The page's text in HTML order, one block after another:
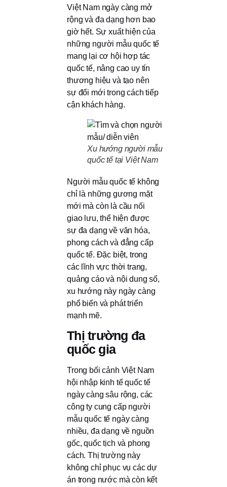
Việt Nam ngày càng mở
rộng và đa dạng hơn bao
giờ hết. Sự xuất hiện của
những người mẫu quốc tế
mang lại cơ hội hợp tác
quốc tế, nâng cao uy tín
thương hiệu và tạo nên
sự đổi mới trong cách tiếp
cận khách hàng.
Xu hướng người mẫu
quốc tế tại Việt Nam
Người mẫu quốc tế không
chỉ là những gương mặt
mới mà còn là cầu nối
giao lưu, thể hiện được
sự đa dạng về văn hóa,
phong cách và đẳng cấp
quốc tế. Đặc biệt, trong
các lĩnh vực thời trang,
quảng cáo và nội dung số,
xu hướng này ngày càng
phổ biến và phát triển
mạnh mẽ.
Thị trường đa
quốc gia
Trong bối cảnh Việt Nam
hội nhập kinh tế quốc tế
ngày càng sâu rộng, các
công ty cung cấp người
mẫu quốc tế ngày càng
nhiều, đa dạng về nguồn
gốc, quốc tịch và phong
cách. Thị trường này
không chỉ phục vụ các dự
án trong nước mà còn kết